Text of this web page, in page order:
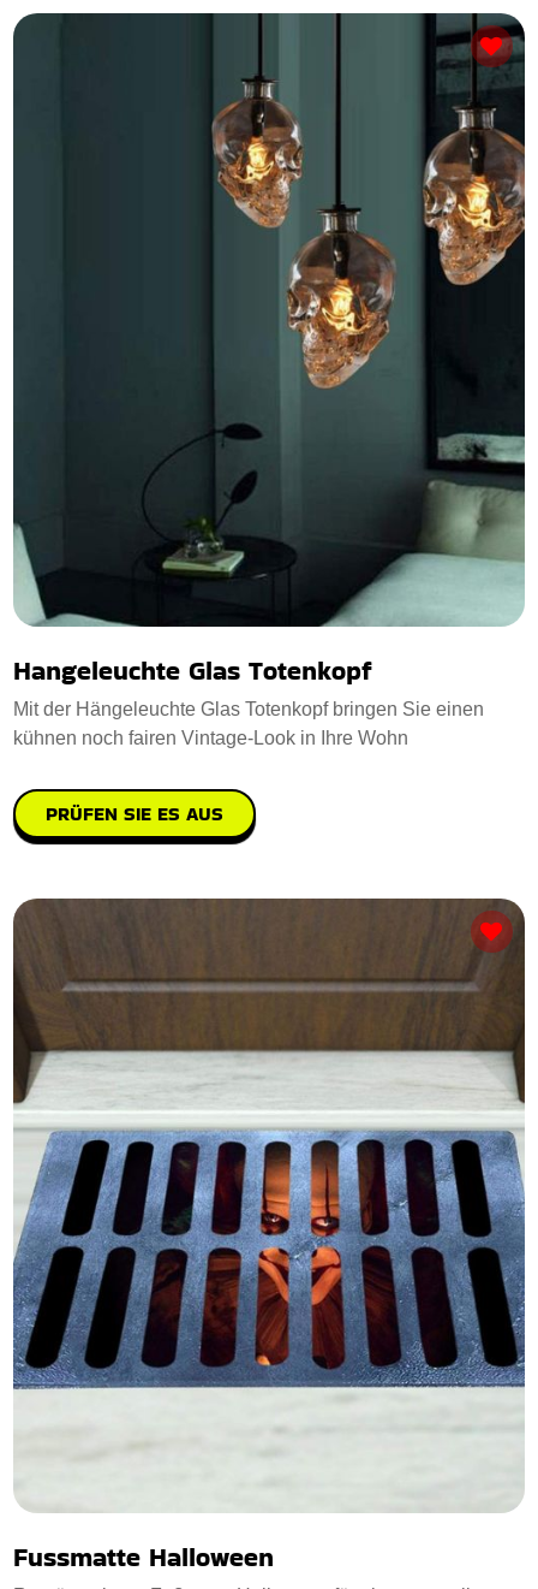
Hangeleuchte Glas Totenkopf
Mit der Hängeleuchte Glas Totenkopf bringen Sie einen
kühnen noch fairen Vintage-Look in Ihre Wohn
PRÜFEN SIE ES AUS
Fussmatte Halloween